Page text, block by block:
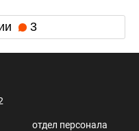
3
отдел персонала